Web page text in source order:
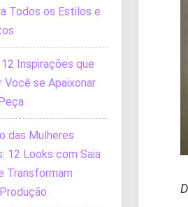
Todos os Estilos e
Inspirações que
Você se Apaixonar
das Mulheres
12 Looks com Saia
Transformam